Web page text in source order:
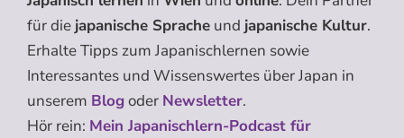
für die japanische Sprache und japanische Kultur.
Erhalte Tipps zum Japanischlernen sowie
Interessantes und Wissenswertes über Japan in
unserem Blogoder Newsletter.
Hör rein: Mein Japanischlern-Podcast für